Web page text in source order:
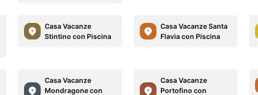
Casa Vacanze
Stintino con Piscina
Casa Vacanze Santa
Flavia con Piscina
Casa Vacanze
Mondragone con
Casa Vacanze
Portofino con